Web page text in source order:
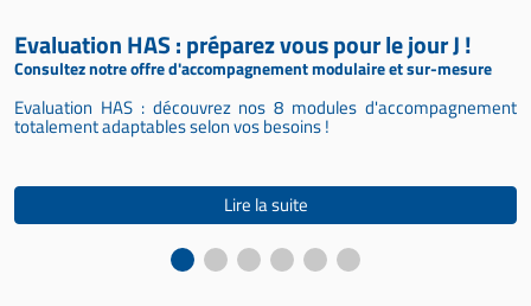
Evaluation HAS : préparez vous pour le jour J !
Consultez notre offre d'accompagnement modulaire et sur-mesure
Evaluation HAS : découvrez nos 8 modules d'accompagnement
totalement adaptables selon vos besoins !
Lire la suite